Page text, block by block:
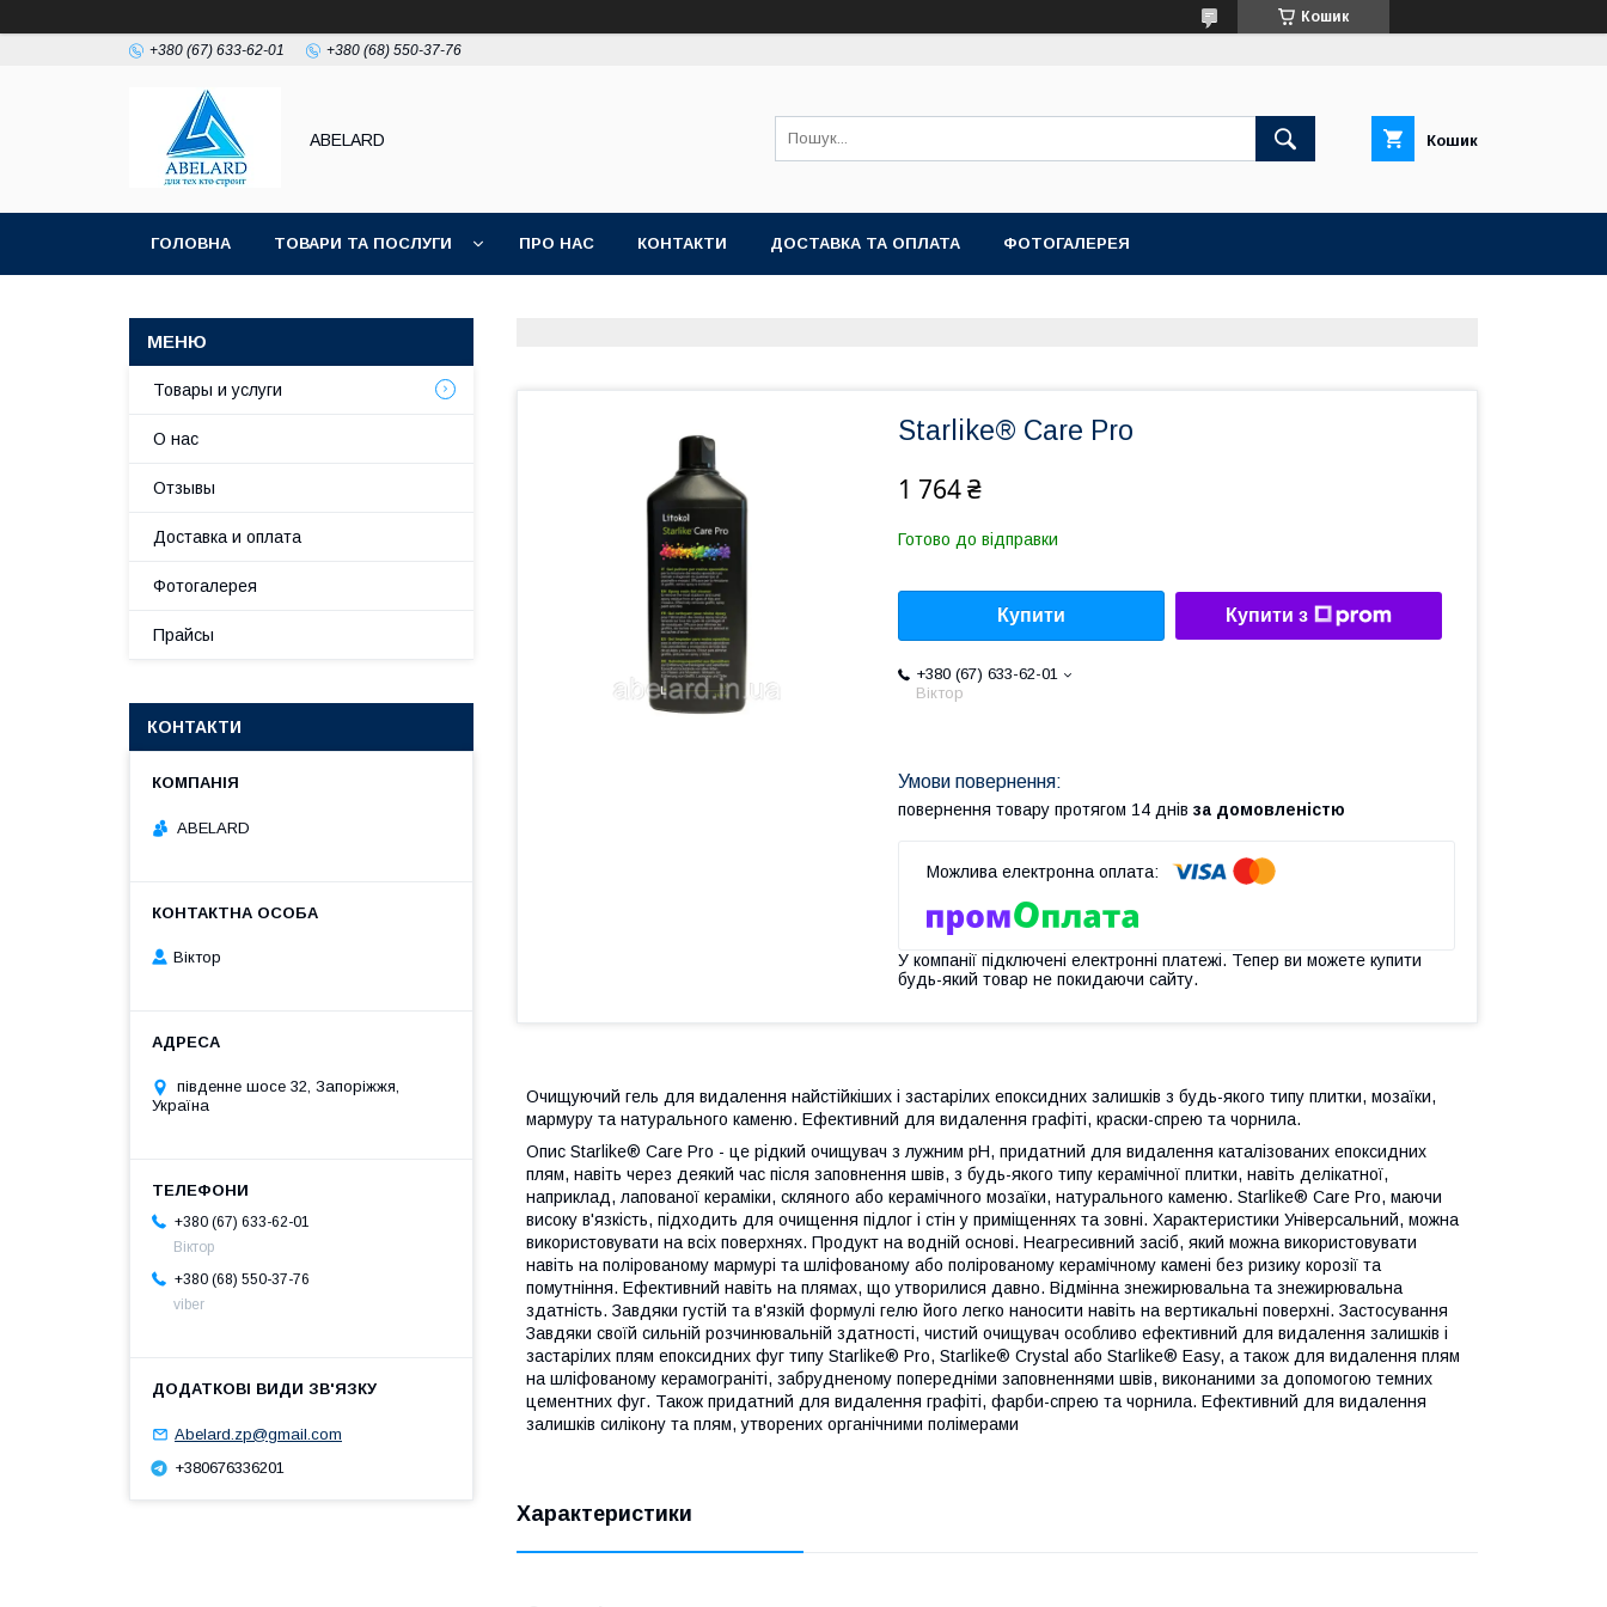
Кошик
+380 (67) 633-62-01 +380 (68) 550-37-76
ABELARD Кошик
ГОЛОВНА ТОВАРИ ТА ПОСЛУГИ ПРО НАС КОНТАКТИ ДОСТАВКА ТА ОПЛАТА ФОТОГАЛЕРЕЯ
Starlike® Care Pro
1 764 ₴
Готово до відправки
Купити Купити з
+380 (67) 633-62-01
Віктор
повернення товару протягом 14 днів за домовленістю
У компанії підключені електронні платежі. Тепер ви можете купити
будь-який товар не покидаючи сайту.
Очищуючий гель для видалення найстійкіших і застарілих епоксидних залишків з будь-якого типу плитки, мозаїки,
мармуру та натурального каменю. Ефективний для видалення графіті, краски-спрею та чорнила.
Опис Starlike® Care Pro - це рідкий очищувач з лужним pH, придатний для видалення каталізованих епоксидних
плям, навіть через деякий час після заповнення швів, з будь-якого типу керамічної плитки, навіть делікатної,
наприклад, лапованої кераміки, скляного або керамічного мозаїки, натурального каменю. Starlike® Care Pro, маючи
високу в'язкість, підходить для очищення підлог і стін у приміщеннях та зовні. Характеристики Універсальний, можна
використовувати на всіх поверхнях. Продукт на водній основі. Неагресивний засіб, який можна використовувати
навіть на полірованому мармурі та шліфованому або полірованому керамічному камені без ризику корозії та
помутніння. Ефективний навіть на плямах, що утворилися давно. Відмінна знежирювальна та знежирювальна
здатність. Завдяки густій та в'язкій формулі гелю його легко наносити навіть на вертикальні поверхні. Застосування
Завдяки своїй сильній розчинювальній здатності, чистий очищувач особливо ефективний для видалення залишків і
застарілих плям епоксидних фуг типу Starlike® Pro, Starlike® Crystal або Starlike® Easy, а також для видалення плям
на шліфованому керамограніті, забрудненому попередніми заповненнями швів, виконаними за допомогою темних
цементних фуг. Також придатний для видалення графіті, фарби-спрею та чорнила. Ефективний для видалення
залишків силікону та плям, утворених органічними полімерами
Характеристики
Товары и услуги
О нас
Отзывы
Доставка и оплата
Фотогалерея
Прайсы
КОНТАКТИ
ABELARD
Віктор
південне шосе 32, Запоріжжя,
Україна
+380 (67) 633-62-01
Віктор
+380 (68) 550-37-76
viber
Abelard.zp@gmail.com
+380676336201